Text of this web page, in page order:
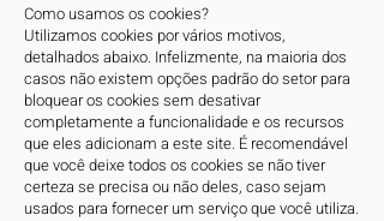
​Como usamos os cookies?
Utilizamos cookies por vários motivos,
detalhados abaixo. Infelizmente, na maioria dos
casos não existem opções padrão do setor para
bloquear os cookies sem desativar
completamente a funcionalidade e os recursos
que eles adicionam a este site. É recomendável
que você deixe todos os cookies se não tiver
certeza se precisa ou não deles, caso sejam
usados ​​para fornecer um serviço que você utiliza.